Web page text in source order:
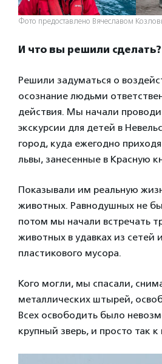
Фото предоставлено Вячеславом
И что вы решили сделать?
Решили задуматься о
осознание людьми
действия. Мы начали
экскурсии для детей в
город, куда ежегодно
львы, занесенные в Красную
Показывали им реальную
животных. Равнодушных не
потом мы начали встречать
животных в удавках из сетей
пластикового мусора.
Кого могли, мы спасали,
металлических штырей,
Всех освободить было
крупный зверь, и просто так